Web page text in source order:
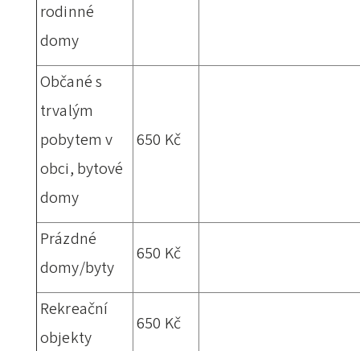
rodinné
domy
Občané s
trvalým
pobytem v
obci, bytové
domy
650 Kč
Prázdné
domy/byty
650 Kč
Rekreační
objekty
650 Kč